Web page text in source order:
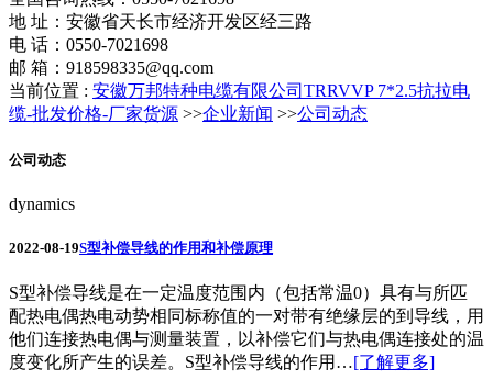
地 址：安徽省天长市经济开发区经三路
电 话：0550-7021698
邮 箱：918598335@qq.com
当前位置 : 安徽万邦特种电缆有限公司TRRVVP 7*2.5抗拉电
缆-批发价格-厂家货源 >>企业新闻 >>公司动态
公司动态
dynamics
2022-08-19S型补偿导线的作用和补偿原理
S型补偿导线是在一定温度范围内（包括常温0）具有与所匹
配热电偶热电动势相同标称值的一对带有绝缘层的到导线，用
他们连接热电偶与测量装置，以补偿它们与热电偶连接处的温
度变化所产生的误差。S型补偿导线的作用…[了解更多]